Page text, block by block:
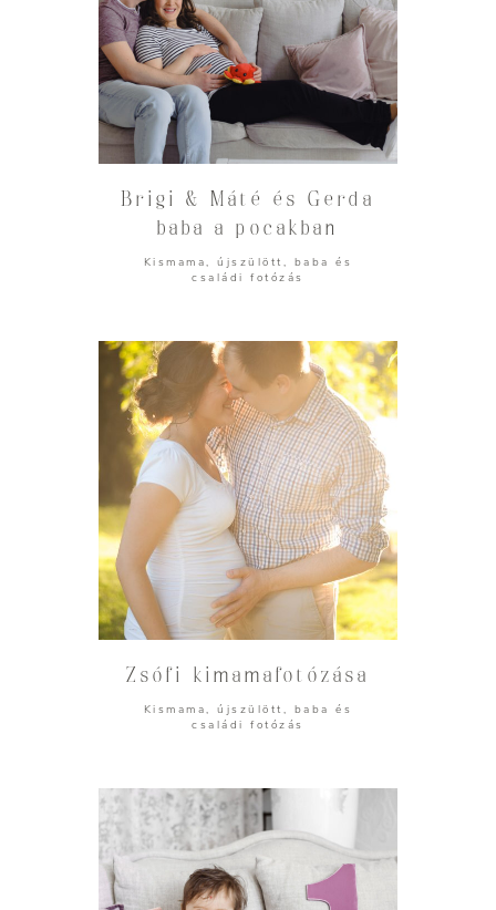
Brigi & Máté és Gerda
baba a pocakban
Kismama, újszülött, baba és
családi fotózás
Zsófi kimamafotózása
Kismama, újszülött, baba és
családi fotózás